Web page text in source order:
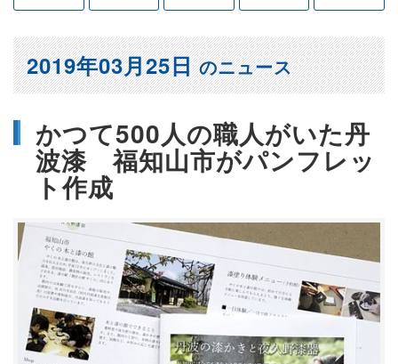
かつて500人の職人がいた丹
波漆 福知山市がパンフレッ
ト作成
2019年03月25日のニュース